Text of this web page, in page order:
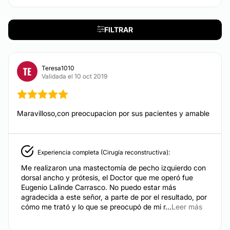
International Team for Oral Implantology.
Localización
encontrar mayores informes.
Atención en:
English
Español
Financiación o facilidades de pago:
BLEFAROPLASTIA
Los párpados y los ojos son una de las características
que reflejan mejor cómo nos encontramos. Os voy a
ayudar a revisar cuáles son los signos que provocan
ese estado y cómo tratarlos cuando empiezan a
AUMENTO DE PECHO
Aumento mamario con todas las garantías. Prótesis
FILTRAR
TE
Teresa1010
Validada el 10 oct 2019
Maravilloso,con preocupacion por sus pacientes y amable
Experiencia completa (Cirugía reconstructiva):
Me realizaron una mastectomía de pecho izquierdo con
dorsal ancho y prótesis, el Doctor que me operó fue
Eugenio Lalinde Carrasco. No puedo estar más
agradecida a este señor, a parte de por el resultado, por
cómo me trató y lo que se preocupó de mi r...Leer más